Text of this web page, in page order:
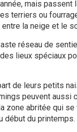
mais passent
terriers ou
la neige et le
réseau de
lieux spéciaux
de leurs petits
peuvent aussi
zone abritée qui se
début du printemps.